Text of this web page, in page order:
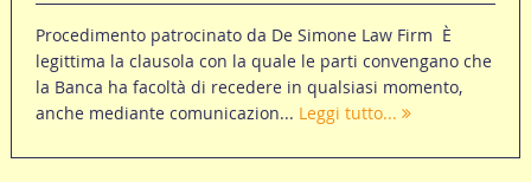
Procedimento patrocinato da De Simone Law Firm È
legittima la clausola con la quale le parti convengano che
la Banca ha facoltà di recedere in qualsiasi momento,
anche mediante comunicazion... Leggi tutto...